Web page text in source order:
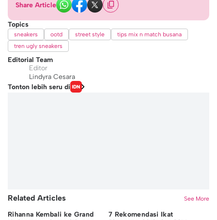
Share Article
Topics
sneakers ootd street style
tips mix n match busana
tren ugly sneakers
Editorial Team
Editor
Lindyra Cesara
Tonton lebih seru di
Related Articles See More
Rihanna Kembali ke Grand
7 Rekomendasi Ikat